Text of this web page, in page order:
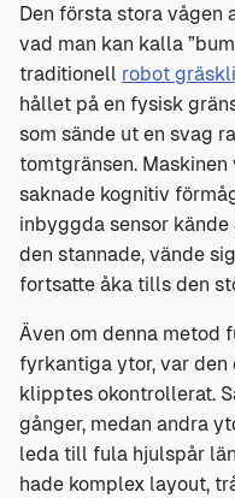
Den första stora
vad man kan kalla
traditionell robot
hållet på en fysisk
som sände ut en svag
tomtgränsen.
saknade kognitiv
inbyggda sensor
den stannade, vände
fortsatte åka tills den
Även om denna metod
fyrkantiga ytor, var den
klipptes okontrollerat.
gånger, medan andra
leda till fula hjulspår
hade komplex layout,